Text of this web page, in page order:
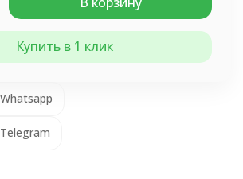
Купить в 1 клик